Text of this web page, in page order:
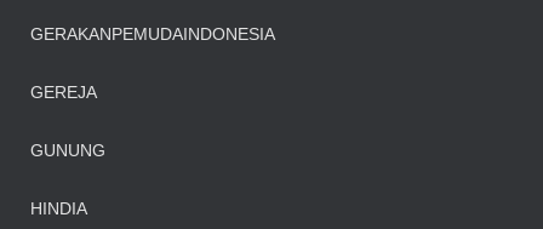
GERAKANPEMUDAINDONESIA
GEREJA
GUNUNG
HINDIA